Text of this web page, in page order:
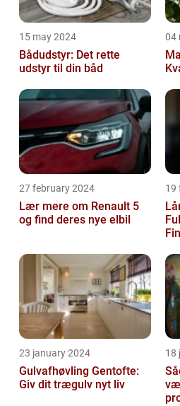
15 may 2024
Bådudstyr: Det rette
udstyr til din båd
04
27 february 2024
Lær mere om Renault 5
og find deres nye elbil
19
23 january 2024
Gulvafhøvling Gentofte:
Giv dit trægulv nyt liv
18